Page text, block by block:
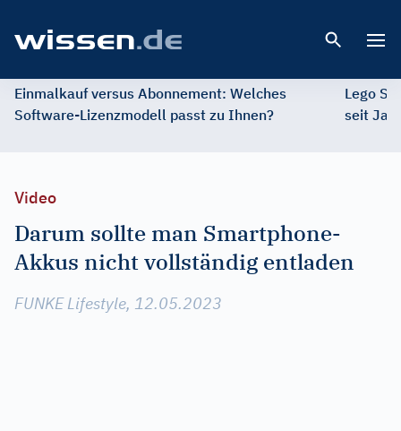
Einmalkauf versus Abonnement: Welches
Software-Lizenzmodell passt zu Ihnen?
Lego
seit
Video
Darum sollte man Smartphone-
Akkus nicht vollständig entladen
FUNKE Lifestyle, 12.05.2023